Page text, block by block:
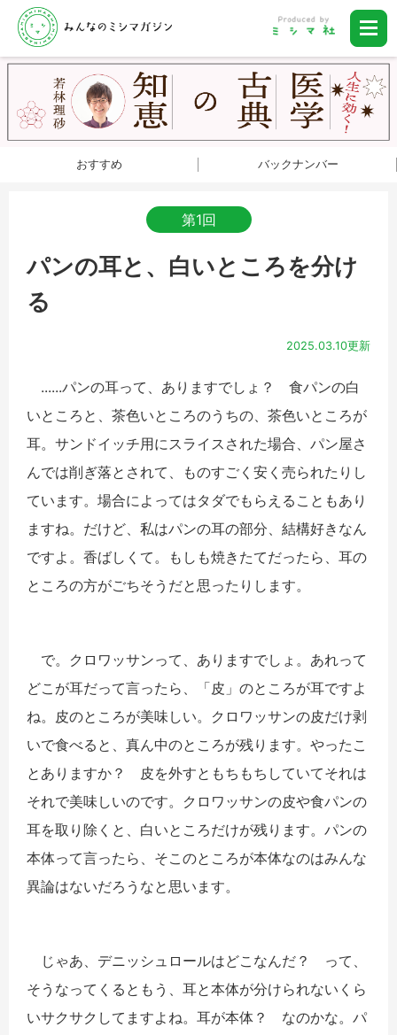
おすすめ バックナンバー
第1回
パンの耳と、白いところを分け
る
2025.03.10更新
......パンの耳って、ありますでしょ？ 食パンの白
いところと、茶色いところのうちの、茶色いところが
耳。サンドイッチ用にスライスされた場合、パン屋さ
んでは削ぎ落とされて、ものすごく安く売られたりし
ています。場合によってはタダでもらえることもあり
ますね。だけど、私はパンの耳の部分、結構好きなん
ですよ。香ばしくて。もしも焼きたてだったら、耳の
ところの方がごちそうだと思ったりします。
で。クロワッサンって、ありますでしょ。あれって
どこが耳だって言ったら、「皮」のところが耳ですよ
ね。皮のところが美味しい。クロワッサンの皮だけ剥
いで食べると、真ん中のところが残ります。やったこ
とありますか？ 皮を外すともちもちしていてそれは
それで美味しいのです。クロワッサンの皮や食パンの
耳を取り除くと、白いところだけが残ります。パンの
本体って言ったら、そこのところが本体なのはみんな
異論はないだろうなと思います。
じゃあ、デニッシュロールはどこなんだ？ って、
そうなってくるともう、耳と本体が分けられないくら
いサクサクしてますよね。耳が本体？ なのかな。パ